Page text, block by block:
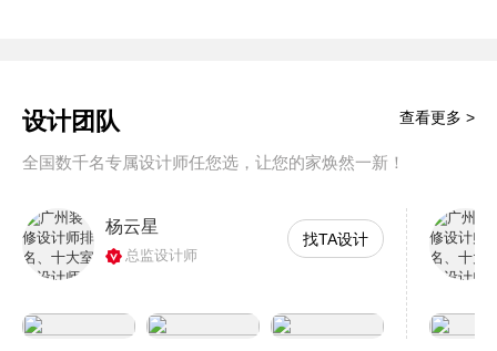
设计团队
全国数千名专属设计师任您选，让您的家焕然一新！
查看更多 >
杨云星
总监设计师
找TA设计